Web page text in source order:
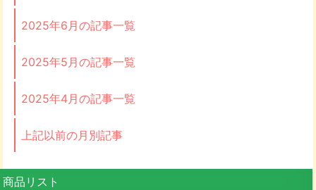
2025年6月の記事一覧
2025年5月の記事一覧
2025年4月の記事一覧
上記以前の月別記事
商品リスト